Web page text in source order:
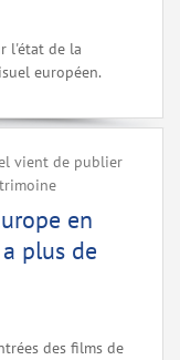
l'état de la
européen.
vient de publier
en
plus de
des films de